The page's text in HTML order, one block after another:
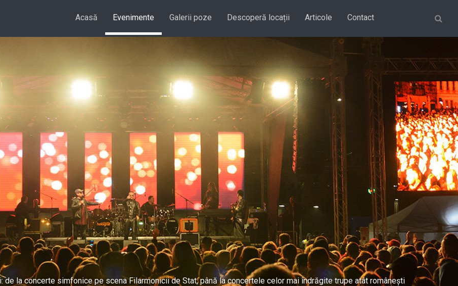
Acasă Evenimente Galerii poze Descoperă locații Articole Contact
de la concerte simfonice pe scena Filarmonicii de Stat, până la concertele celor mai îndrăgite trupe atât româneşti